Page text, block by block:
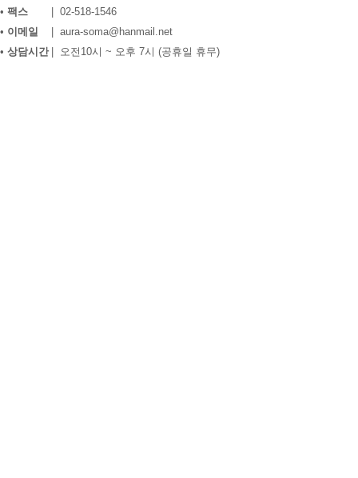
• 팩스
| 02-518-1546
• 이메일
| aura-soma@hanmail.net
• 상담시간 | 오전10시 ~ 오후 7시 (공휴일 휴무)